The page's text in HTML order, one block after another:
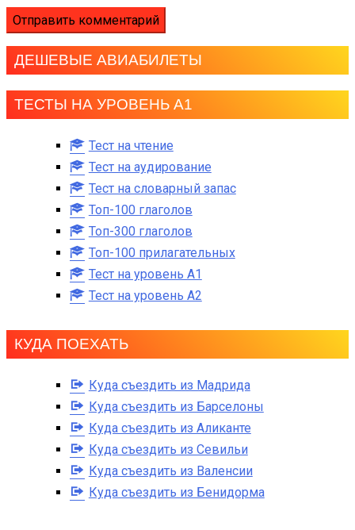
ДЕШЕВЫЕ АВИАБИЛЕТЫ
ТЕСТЫ НА УРОВЕНЬ А1
Тест на чтение
Тест на аудирование
Тест на словарный запас
Топ-100 глаголов
Топ-300 глаголов
Топ-100 прилагательных
Тест на уровень A1
Тест на уровень A2
КУДА ПОЕХАТЬ
Куда съездить из Мадрида
Куда съездить из Барселоны
Куда съездить из Аликанте
Куда съездить из Севильи
Куда съездить из Валенсии
Куда съездить из Бенидорма